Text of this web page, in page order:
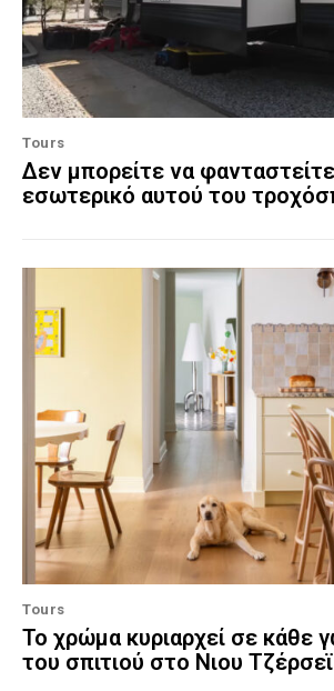
Tours
Δεν μπορείτε να
εσωτερικό αυτού του
Tours
Το χρώμα κυριαρχεί σε κάθε
του σπιτιού στο Νιου Τζέρσεϊ